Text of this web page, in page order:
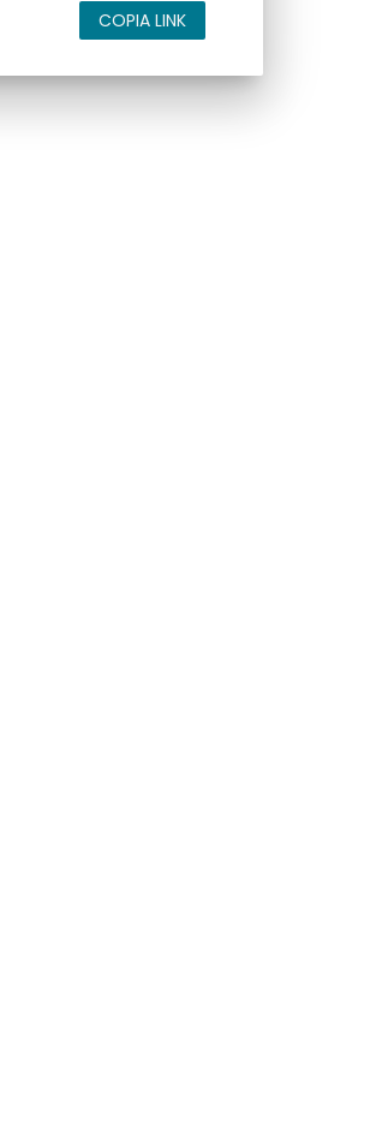
COPIA LINK